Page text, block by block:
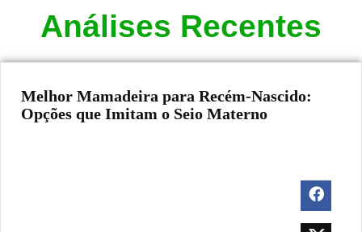
Análises Recentes
Melhor Mamadeira para Recém-Nascido:
Opções que Imitam o Seio Materno